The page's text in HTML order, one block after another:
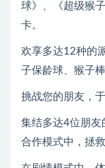
球》、《超级猴
卡。
欢享多达12种的
子保龄球、猴子
挑战您的朋友，
集结多达4位朋友
合作模式中，拯救